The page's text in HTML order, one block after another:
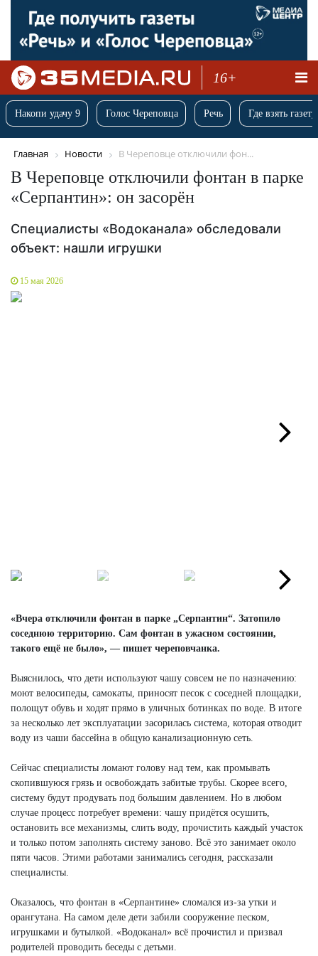
16+
Накопи удачу 9 Голос Череповца Речь Где взять
Главная Новости В Череповце отключили фон...
В Череповце отключили фонтан в парке
«Серпантин»: он засорён
Специалисты «Водоканала» обследовали
объект: нашли игрушки
15 мая 2026
«Вчера отключили фонтан в парке „Серпантин“. Затопило
соседнюю территорию. Сам фонтан в ужасном состоянии,
такого ещё не было», — пишет череповчанка.
Выяснилось, что дети используют чашу совсем не по назначению:
моют велосипеды, самокаты, приносят песок с соседней площадки,
полощут обувь и ходят прямо в уличных ботинках по воде. В итоге
за несколько лет эксплуатации засорилась система, которая отводит
воду из чаши бассейна в общую канализационную сеть.
Сейчас специалисты ломают голову над тем, как промывать
скопившуюся грязь и освобождать забитые трубы. Скорее всего,
систему будут продувать под большим давлением. Но в любом
случае процесс потребует времени: чашу придётся осушить,
остановить все механизмы, слить воду, прочистить каждый участок
и только потом заполнять систему заново. Всё это занимает около
пяти часов. Этими работами занимались сегодня, рассказали
специалисты.
Оказалось, что фонтан в «Серпантине» сломался из-за утки и
орангутана. На самом деле дети забили сооружение песком,
игрушками и бутылкой. «Водоканал» всё прочистил и призвал
родителей проводить беседы с детьми.